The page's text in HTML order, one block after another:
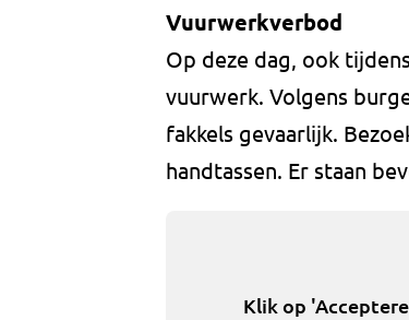
Vuurwerkverbod
Op deze dag, ook
vuurwerk. Volgens
fakkels gevaarlijk.
handtassen. Er staan
Klik op